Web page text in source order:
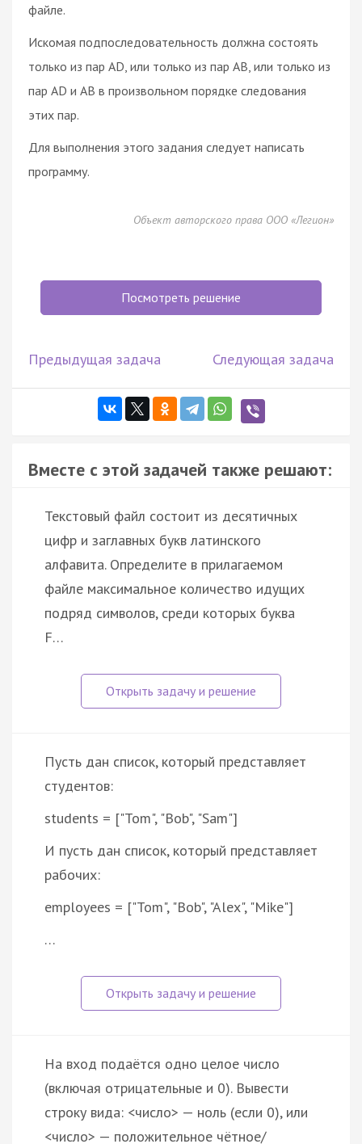
файле.
Искомая подпоследовательность должна состоять
только из пар AD, или только из пар AB, или только из
пар AD и AB в произвольном порядке следования
этих пар.
Для выполнения этого задания следует написать
программу.
Объект авторского права ООО «Легион»
Посмотреть решение
Предыдущая задача Следующая задача
Вместе с этой задачей также решают:
Текстовый файл состоит из десятичных
цифр и заглавных букв латинского
алфавита. Определите в прилагаемом
файле максимальное количество идущих
подряд символов, среди которых буква
F…
Пусть дан список, который представляет
студентов:
students = ["Tom", "Bob", "Sam"]
И пусть дан список, который представляет
рабочих:
employees = ["Tom", "Bob", "Alex", "Mike"]
…
На вход подаётся одно целое число
(включая отрицательные и 0). Вывести
строку вида: <число> — ноль (если 0), или
<число> — положительное чётное/